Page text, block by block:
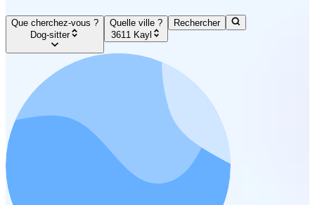
Que cherchez-vous ?
Dog-sitter
Quelle ville ?
3611 Kayl
Rechercher